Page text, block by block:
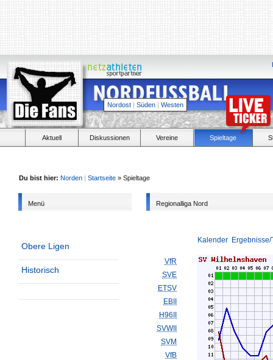
Nordost | Süden | Westen
Aktuell Diskussionen Vereine Spieltage
Du bist hier: Norden | Startseite » Spieltage
Menü
Obere Ligen
Historisch
Regionalliga Nord
Kalender
VfR
SVE
ETSV
EBII
H96II
SVWII
SVM
VfB